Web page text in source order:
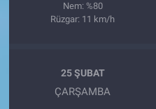
Nem: %80
Rüzgar: 11 km/h
25 ŞUBAT
ÇARŞAMBA